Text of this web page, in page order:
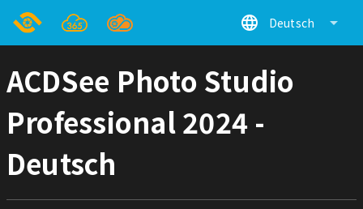
language Deutsch arrow_drop_down
ACDSee Photo Studio
Professional 2024 -
Deutsch